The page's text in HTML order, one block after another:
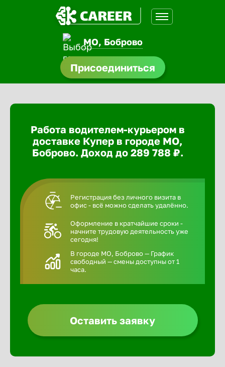
МО, Боброво
Присоединиться
Работа водителем-курьером в
доставке Купер в городе МО,
Боброво. Доход до 289 788 ₽.
Регистрация без личного визита в
офис - всё можно сделать удалённо.
Оформление в кратчайшие сроки -
начните трудовую деятельность уже
сегодня!
В городе МО, Боброво — График
свободный — смены доступны от 1
часа.
Оставить заявку